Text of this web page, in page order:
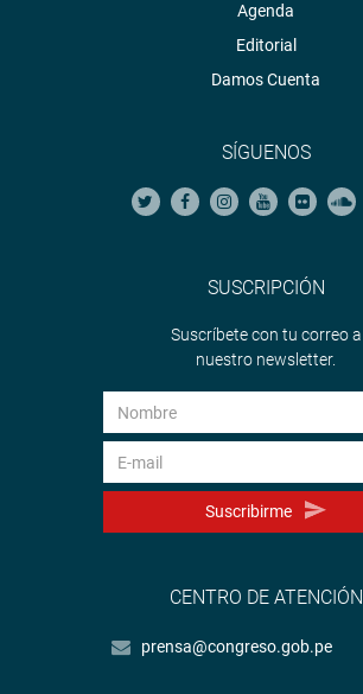
Agenda
Editorial
Damos Cuenta
SÍGUENOS
SUSCRIPCIÓN
Suscríbete con tu correo a
nuestro newsletter.
Suscribirme
CENTRO DE ATENCIÓN
prensa@congreso.gob.pe